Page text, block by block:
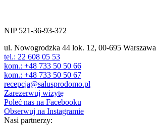
NIP 521-36-93-372
ul. Nowogrodzka 44 lok. 12, 00-695 Warszawa
tel.: 22 608 05 53
kom.: +48 733 50 50 66
kom.: +48 733 50 50 67
recepcja@salusprodomo.pl
Zarezerwuj wizytę
Poleć nas na Facebooku
Obserwuj na Instagramie
Nasi partnerzy: